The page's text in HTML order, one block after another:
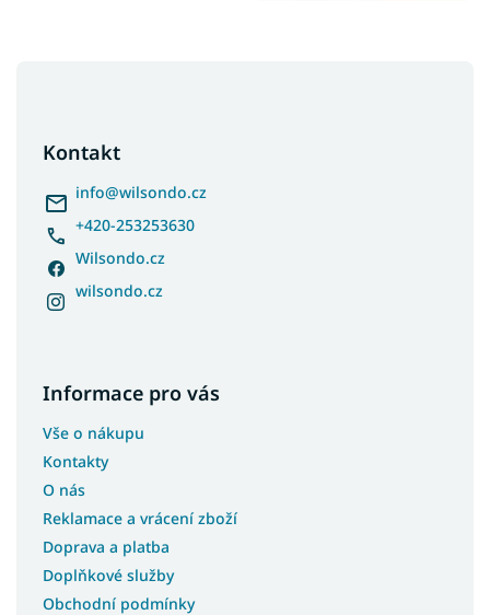
Kontakt
info@wilsondo.cz
+420-253253630
Wilsondo.cz
wilsondo.cz
Informace pro vás
Vše o nákupu
Kontakty
O nás
Reklamace a vrácení zboží
Doprava a platba
Doplňkové služby
Obchodní podmínky